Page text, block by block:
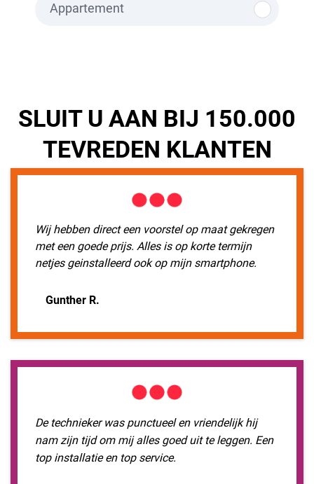
Appartement
SLUIT U AAN BIJ 150.000
TEVREDEN KLANTEN
Wij hebben direct een voorstel op maat gekregen
met een goede prijs. Alles is op korte termijn
netjes geinstalleerd ook op mijn smartphone.
Gunther R.
De technieker was punctueel en vriendelijk hij
nam zijn tijd om mij alles goed uit te leggen. Een
top installatie en top service.